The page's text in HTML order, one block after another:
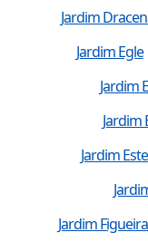
Jardim
Jardim Egle
Jardim
Jardim
Jardim
Jardim